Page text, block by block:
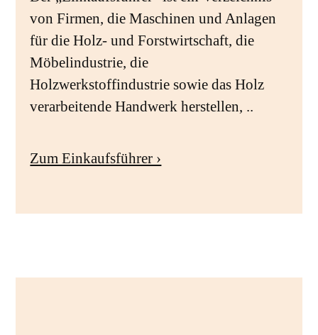
von Firmen, die Maschinen und Anlagen
für die Holz- und Forstwirtschaft, die
Möbelindustrie, die
Holzwerkstoffindustrie sowie das Holz
verarbeitende Handwerk herstellen, ..
Zum Einkaufsführer ›